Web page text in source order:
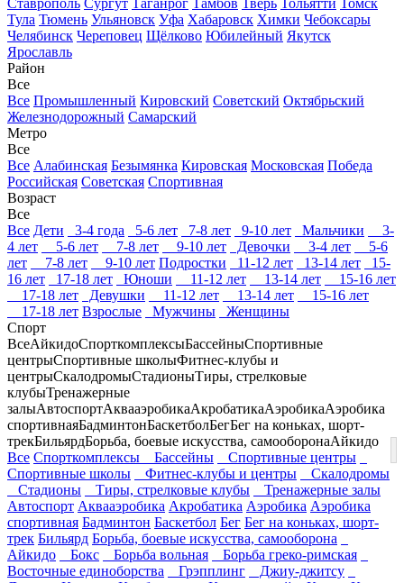
Ставрополь Сургут Таганрог Тамбов Тверь Тольятти Томск
Тула Тюмень Ульяновск Уфа Хабаровск Химки Чебоксары
Челябинск Череповец Щёлково Юбилейный Якутск
Ярославль
Район
Все
Все Промышленный Кировский Советский Октябрьский
Железнодорожный Самарский
Метро
Все
Все Алабинская Безымянка Кировская Московская Победа
Российская Советская Спортивная
Возраст
Все
Все Дети 3-4 года 5-6 лет 7-8 лет 9-10 лет Мальчики
3-
4 лет
5-6 лет 7-8 лет 9-10 лет Девочки 3-4 лет
5-6
лет
7-8 лет 9-10 лет Подростки 11-12 лет 13-14 лет
15-
16 лет
17-18 лет Юноши 11-12 лет 13-14 лет
15-16 лет
17-18 лет
Девушки 11-12 лет 13-14 лет
15-16 лет
17-18 лет Взрослые Мужчины
Женщины
Спорт
ВсеАйкидоСпорткомплексыБассейныСпортивные
центрыСпортивные школыФитнес-клубы и
центрыСкалодромыСтадионыТиры, стрелковые
клубыТренажерные
залыАвтоспортАквааэробикаАкробатикаАэробикаАэробика
спортивнаяБадминтонБаскетболБегБег на коньках, шорт-
трекБильярдБорьба, боевые искусства, самооборонаАйкидо
Все Спорткомплексы Бассейны
Спортивные центры
Спортивные школы
Фитнес-клубы и центры
Скалодромы
Стадионы
Тиры, стрелковые клубы
Тренажерные залы
Автоспорт Аквааэробика Акробатика Аэробика Аэробика
спортивная Бадминтон Баскетбол Бег Бег на коньках, шорт-
трек Бильярд Борьба, боевые искусства, самооборона
Айкидо
Бокс Борьба вольная
Борьба греко-римская
Восточные единоборства
Грэпплинг
Джиу-джитсу